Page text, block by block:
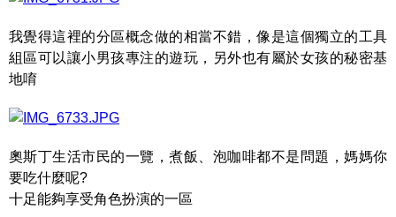
我覺得這裡的分區概念做的相當不錯，像是這個獨立的工具
組區可以讓小男孩專注的遊玩，另外也有屬於女孩的秘密基
地唷
奧斯丁生活市民的一覽，煮飯、泡咖啡都不是問題，媽媽你
要吃什麼呢?
十足能夠享受角色扮演的一區